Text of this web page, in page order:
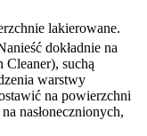
lakierowane.
dokładnie na
Cleaner), suchą
warstwy
na powierzchni
nasłonecznionych,